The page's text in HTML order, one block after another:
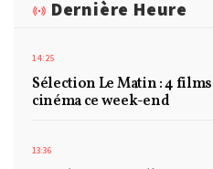
Dernière Heure
14:25
Sélection Le Matin : 4 films
cinéma ce week-end
13:36